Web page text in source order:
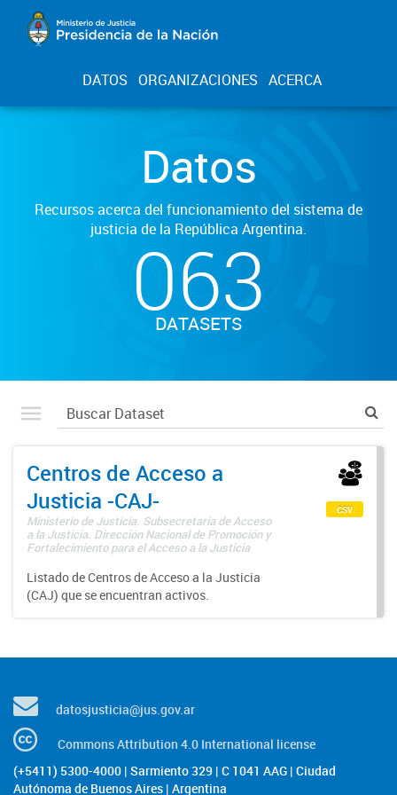
DATOS ORGANIZACIONES ACERCA
Datos
Recursos acerca del funcionamiento del sistema de
justicia de la República Argentina.
063
DATASETS
Centros de Acceso a
Justicia -CAJ-
Ministerio de Justicia. Subsecretaría de Acceso
a la Justicia. Dirección Nacional de Promoción y
Fortalecimiento para el Acceso a la Justicia
Listado de Centros de Acceso a la Justicia
(CAJ) que se encuentran activos.
csv
datosjusticia@jus.gov.ar
Commons Attribution 4.0 International license
(+5411) 5300-4000 | Sarmiento 329 | C 1041 AAG | Ciudad
Autónoma de Buenos Aires | Argentina